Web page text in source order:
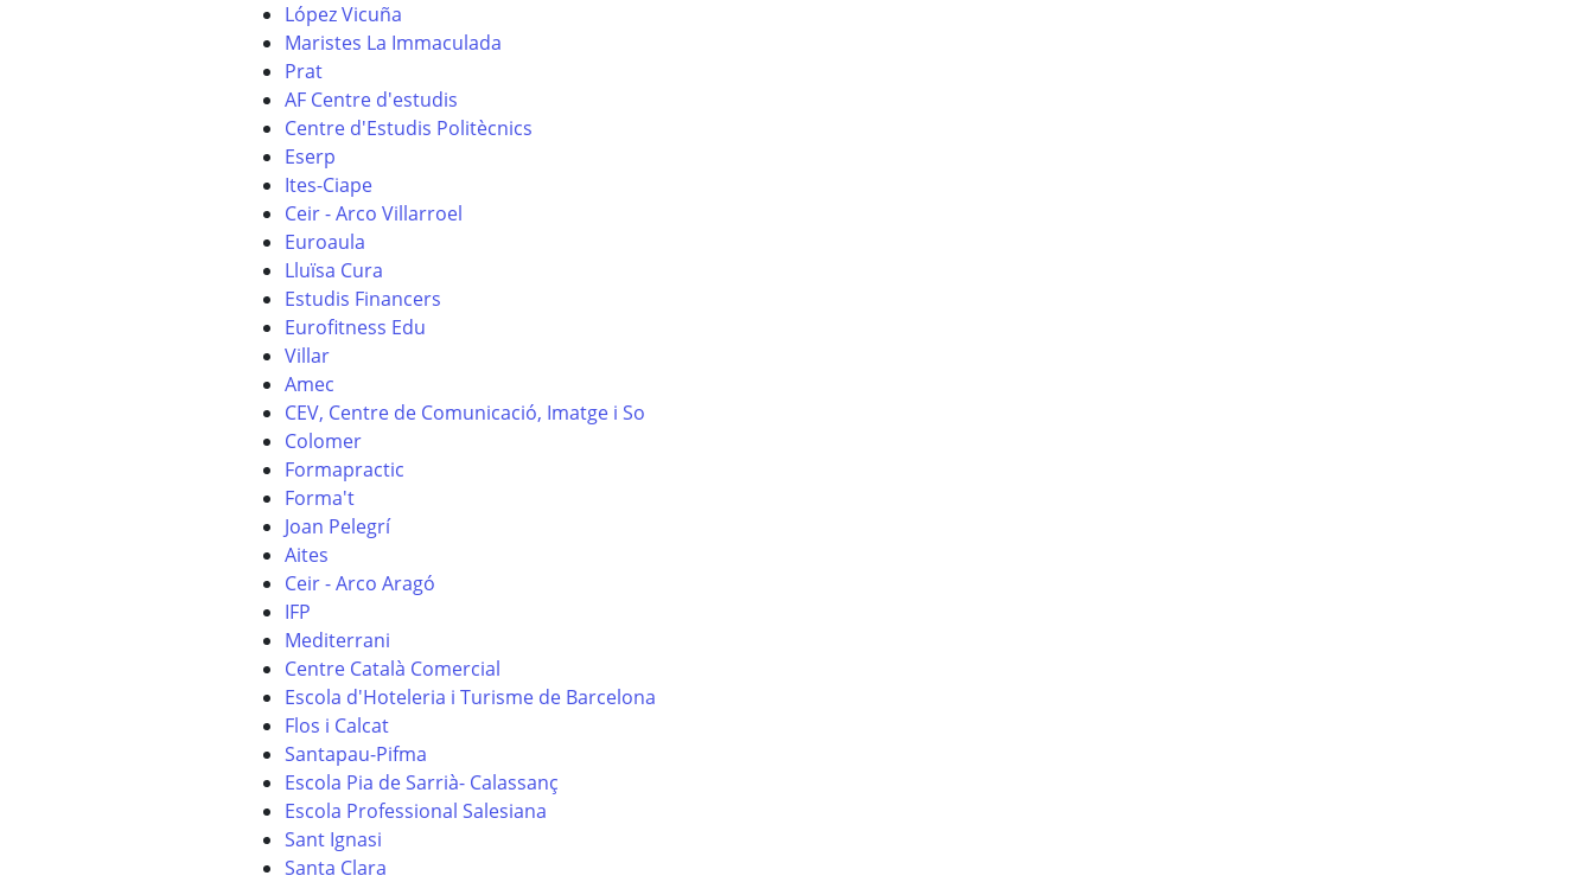
López Vicuña
Maristes La Immaculada
Prat
AF Centre d'estudis
Centre d'Estudis Politècnics
Eserp
Ites-Ciape
Ceir - Arco Villarroel
Euroaula
Lluïsa Cura
Estudis Financers
Eurofitness Edu
Villar
Amec
CEV, Centre de Comunicació, Imatge i So
Colomer
Formapractic
Forma't
Joan Pelegrí
Aites
Ceir - Arco Aragó
IFP
Mediterrani
Centre Català Comercial
Escola d'Hoteleria i Turisme de Barcelona
Flos i Calcat
Santapau-Pifma
Escola Pia de Sarrià- Calassanç
Escola Professional Salesiana
Sant Ignasi
Santa Clara